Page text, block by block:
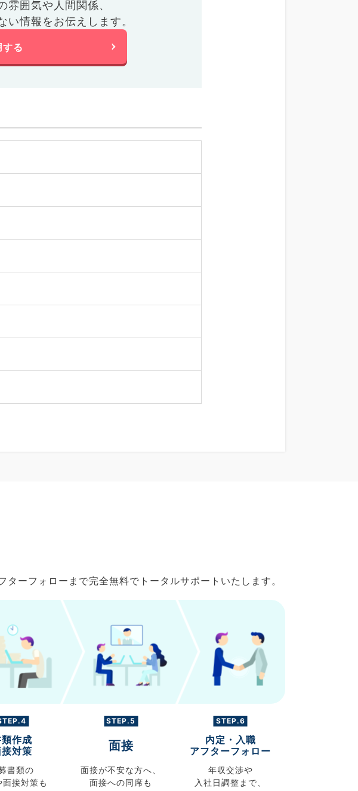
雰囲気や人間関係、
い情報をお伝えします。
る
ーフォローまで完全無料でトータルサポートいたします。
作成
対策
書類の
面接対策も
STEP.5
面接
面接が不安な方へ、
面接への同席も
STEP.6
内定・入職
アフターフォロー
年収交渉や
入社日調整まで、